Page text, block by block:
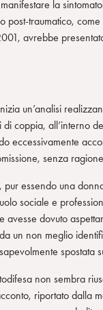
la
post-traumatico,
avrebbe
un’analisi
coppia, all’interno
eccessivamente
senza
pur essendo una
sociale e
avesse dovuto
un non meglio
spostata
non sembra
riportato dalla